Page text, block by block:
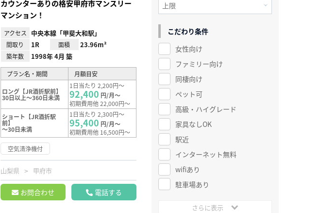
カウンターありの格安甲府市マンスリー
マンション！
アクセス 中央本線「甲斐大和駅」
間取り 1R 面積 23.96m²
築年数 1998年 4月 築
プラン名・期間 月額目安
ロング【JR酒折駅前】
30日以上～360日未満
1日当たり 2,200円～
92,400 円/月～
初期費用他 22,000円～
ショート【JR酒折駅
前】
～30日未満
1日当たり 2,300円～
95,400 円/月～
初期費用他 16,500円～
空気清浄機付
山梨県 甲府市
お問合わせ 電話する
こだわり条件
女性向け
ファミリー向け
同棲向け
ペット可
高級・ハイグレード
家具なしOK
駅近
インターネット無料
wifiあり
駐車場あり
さらに表示